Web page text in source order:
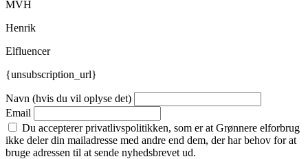
MVH
Henrik
Elfluencer
{unsubscription_url}
Navn (hvis du vil oplyse det)
Email
Du accepterer privatlivspolitikken, som er at Grønnere elforbrug
ikke deler din mailadresse med andre end dem, der har behov for at
bruge adressen til at sende nyhedsbrevet ud.